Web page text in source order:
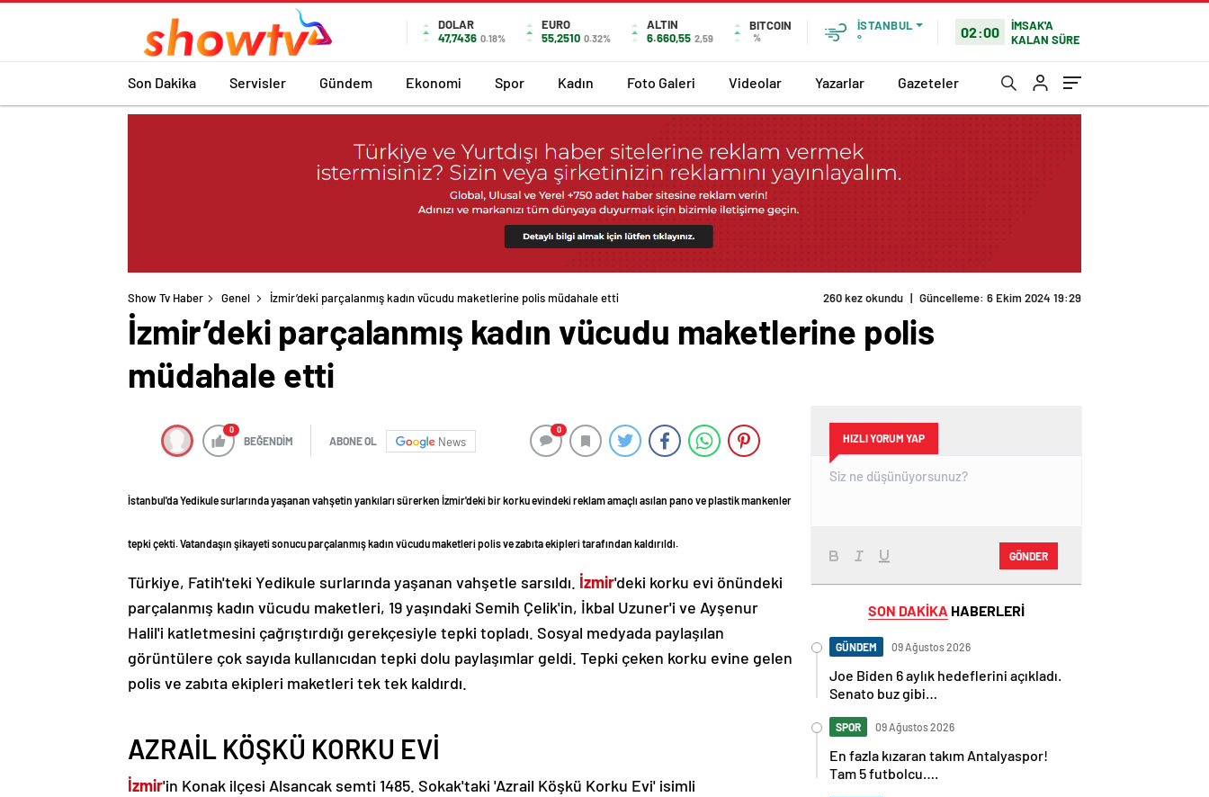
DOLAR
47,7436 0.18%
EURO
55,2510 0.32%
ALTIN
6.660,55 2,59
BITCOIN
%
İSTANBUL
°
02:00
İMSAK'A
KALAN SÜRE
Son Dakika Servisler Gündem Ekonomi Spor Kadın Foto Galeri Videolar Yazarlar Gazeteler
Show Tv Haber Genel İzmir’deki parçalanmış kadın vücudu maketlerine polis müdahale etti 260 kez okundu | Güncelleme: 6 Ekim 2024 19:29
İzmir’deki parçalanmış kadın vücudu maketlerine polis
müdahale etti
0
BEĞENDİM ABONE OL News
0
İstanbul'da ­Yedikule surlarında yaşanan vahşetin yankıları sürerken İzmir'deki bir korku evindeki reklam amaçlı asılan pano ve plastik mankenler
tepki çekti. Vatandaşın şikayeti sonucu parçalanmış kadın vücudu maketleri polis ve zabıta ekipleri tarafından kaldırıldı.
Türkiye, Fatih'teki Yedikule surlarında yaşanan vahşetle sarsıldı. İzmir'deki korku evi önündeki
parçalanmış kadın vücudu maketleri, 19 yaşındaki Semih Çelik'in, İkbal Uzuner'i ve Ayşenur
Halil'i katletmesini çağrıştırdığı gerekçesiyle tepki topladı. Sosyal medyada paylaşılan
görüntülere çok sayıda kullanıcıdan tepki dolu paylaşımlar geldi. Tepki çeken korku evine gelen
polis ve zabıta ekipleri maketleri tek tek kaldırdı.
AZRAİL KÖŞKÜ KORKU EVİ
İzmir'in Konak ilçesi Alsancak semti 1485. Sokak'taki 'Azrail Köşkü Korku Evi' isimli
HIZLI YORUM YAP
GÖNDER
SON DAKİKA HABERLERİ
GÜNDEM 09 Ağustos 2026
Joe Biden 6 aylık hedeflerini açıkladı.
Senato buz gibi…
SPOR 09 Ağustos 2026
En fazla kızaran takım Antalyaspor!
Tam 5 futbolcu….